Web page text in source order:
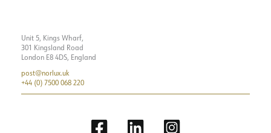
Unit 5, Kings Wharf,
301 Kingsland Road
London E8 4DS, England
post@norlux.uk
+44 (0) 7500 068 220